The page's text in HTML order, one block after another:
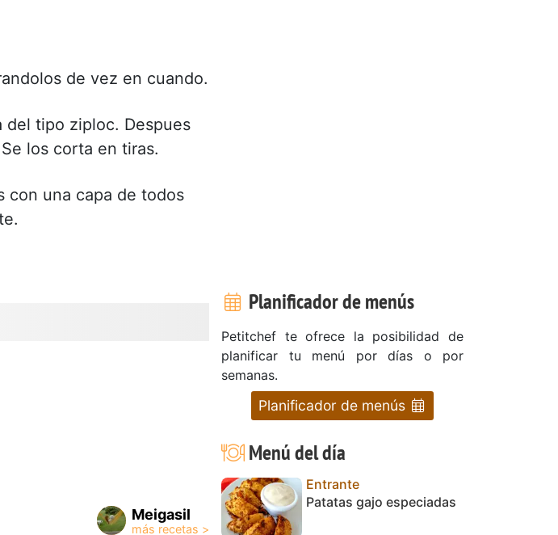
de vez en cuando.
del tipo ziploc. Despues
los corta en tiras.
con una capa de todos
Meigasil
Planificador de menús
Petitchef te ofrece la posibilidad de
planificar tu menú por días o por
semanas.
Planificador de menús
Menú del día
Entrante
Patatas gajo especiadas